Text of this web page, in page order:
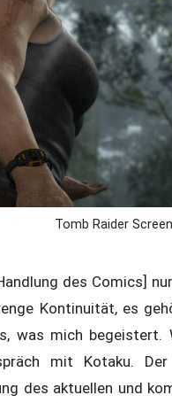
Tomb Raider
des Comics]
Kontinuität, es
was mich begeistert.
mit Kotaku.
des aktuellen und